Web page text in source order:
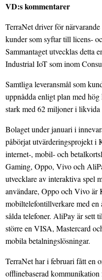
VD:s kommentarer
TerraNet driver för
kunder som syftar till licens-
Sammantaget utvecklas detta
Industrial IoT som inom
Samtliga leveransmål som
uppnådda enligt plan med
stark med 62 miljoner i likvida
Bolaget under januari i
påbörjat utvärderingsprojekt i
internet-, mobil- och
Gaming, Oppo, Vivo och
utvecklare av interaktiva spel
användare, Oppo och Vivo är
mobiltelefontillverkare med
sålda telefoner. AliPay är sett
större en VISA, Mastercard
mobila betalningslösningar.
TerraNet har i februari fått en
offlinebaserad kommunikation